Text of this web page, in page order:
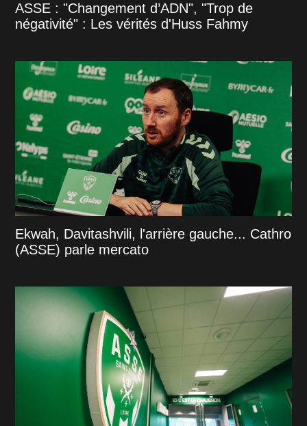
ASSE : "Changement d’ADN", "Trop de
négativité" : Les vérités d'Huss Fahmy
Ekwah, Davitashvili, l'arrière gauche... Cathro
(ASSE) parle mercato